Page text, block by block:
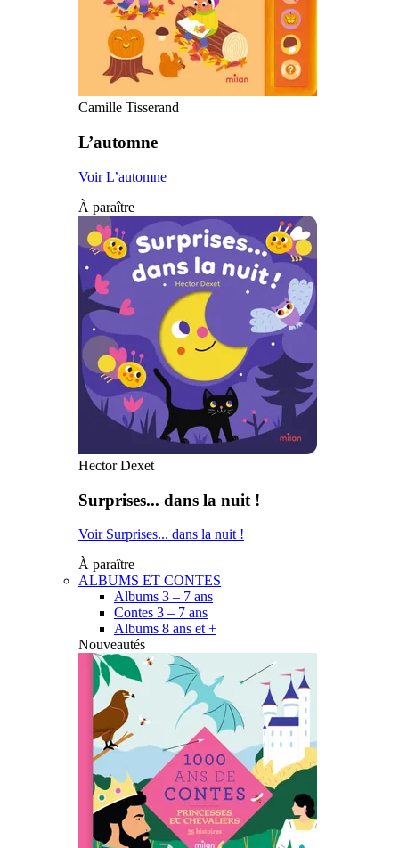
Camille Tisserand
L’automne
Voir L’automne
À paraître
Hector Dexet
Surprises... dans la nuit !
Voir Surprises... dans la nuit !
À paraître
ALBUMS ET CONTES
Albums 3 – 7 ans
Contes 3 – 7 ans
Albums 8 ans et +
Nouveautés